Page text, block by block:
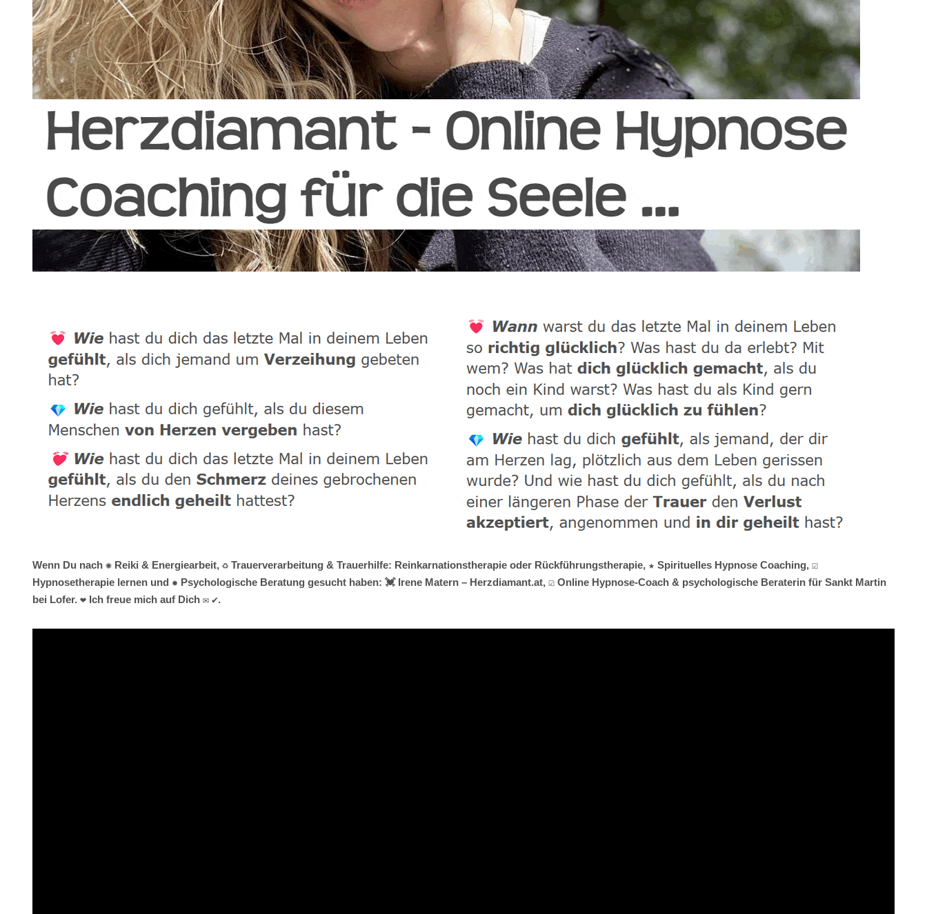
Wenn Du nach ✺ Reiki & Energiearbeit, ♻ Trauerverarbeitung & Trauerhilfe: Reinkarnationstherapie oder Rückführungstherapie, ★ Spirituelles Hypnose Coaching, ☑️
Hypnosetherapie lernen und ✹ Psychologische Beratung gesucht haben: 💓️ Irene Matern – Herzdiamant.at, ☑️ Online Hypnose-Coach & psychologische Beraterin für Sankt Martin
bei Lofer. ❤ Ich freue mich auf Dich ✉ ✔.